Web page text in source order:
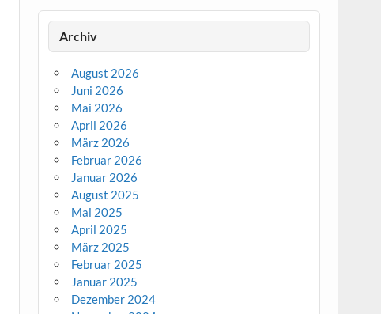
Archiv
August 2026
Juni 2026
Mai 2026
April 2026
März 2026
Februar 2026
Januar 2026
August 2025
Mai 2025
April 2025
März 2025
Februar 2025
Januar 2025
Dezember 2024